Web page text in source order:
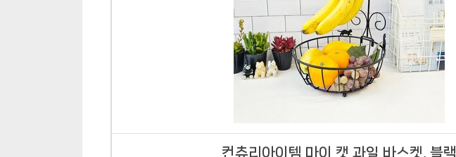
컨츄리아이템 마이 캣 과일 바스켓, 블랙